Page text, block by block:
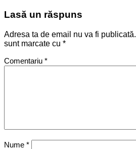
Lasă un răspuns
Adresa ta de email nu va fi publicată.
sunt marcate cu *
Comentariu *
Nume *